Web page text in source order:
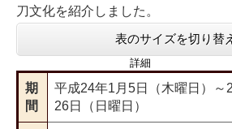
刀文化を紹介しました。
表のサイズを切り替
詳細
期
間
平成24年1月5日（木曜日）～
26日（日曜日）